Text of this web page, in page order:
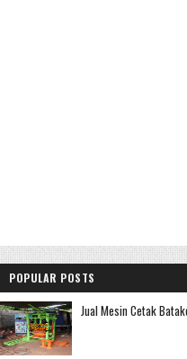
POPULAR POSTS
Jual Mesin Cetak